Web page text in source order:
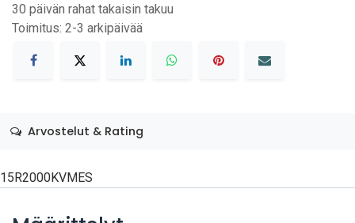
30 päivän rahat takaisin takuu
Toimitus: 2-3 arkipäivää
Arvostelut & Rating
15R2000KVMES